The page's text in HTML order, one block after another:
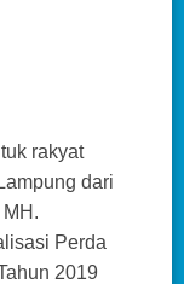
rakyat
dari
Perda
2019